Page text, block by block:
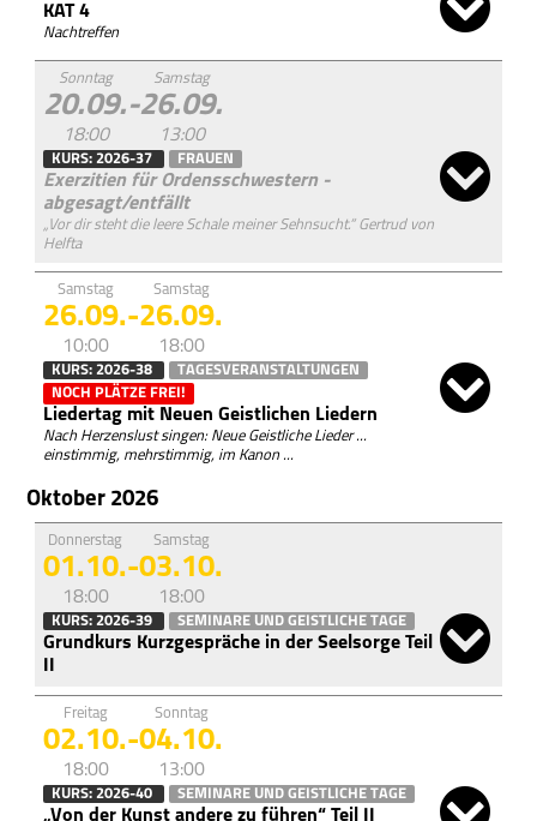
KAT 4
Nachtreffen
Sonntag
20.09.
18:00
-
Samstag
26.09.
13:00
KURS: 2026-37 FRAUEN
Exerzitien für Ordensschwestern
„Vor dir steht die leere Schale meiner Sehnsucht.“ Gertrud von
Helfta
Samstag
26.09.
10:00
-
Samstag
26.09.
18:00
KURS: 2026-38
TAGESVERANSTALTUNGEN
NOCH PLÄTZE FREI!
Liedertag mit Neuen Geistlichen Liedern
Nach Herzenslust singen: Neue Geistliche Lieder ...
einstimmig, mehrstimmig, im Kanon ...
Oktober 2026
Donnerstag
01.10.
18:00
-
Samstag
03.10.
18:00
KURS: 2026-39 SEMINARE UND GEISTLICHE TAGE
Grundkurs Kurzgespräche in der Seelsorge Teil
II
Freitag
02.10.
18:00
-
Sonntag
04.10.
13:00
KURS: 2026-40 SEMINARE UND GEISTLICHE TAGE
„Von der Kunst andere zu führen“ Teil II